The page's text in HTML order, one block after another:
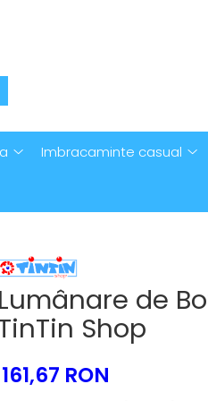
Imbracaminte casual
Lumânare de
Shop
161,67 RON